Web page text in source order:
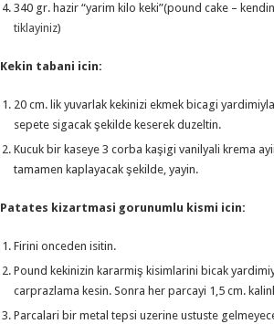
340 gr. hazir “yarim kilo keki”(pound cake –
tiklayiniz)
Kekin tabani icin:
20 cm. lik yuvarlak kekinizi ekmek bicagi
sepete sigacak şekilde keserek duzeltin.
Kucuk bir kaseye 3 corba kaşigi vanilyali krema
tamamen kaplayacak şekilde, yayin.
Patates kizartmasi gorunumlu kismi icin:
Firini onceden isitin.
Pound kekinizin kararmiş kisimlarini bicak
carprazlama kesin. Sonra her parcayi 1,5 cm.
Parcalari bir metal tepsi uzerine ustuste